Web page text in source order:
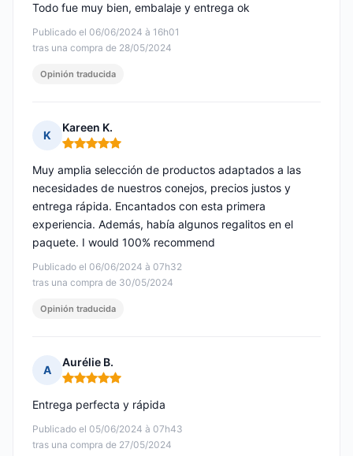
Publicado el 06/06/2024 à 16h01
tras una compra de 28/05/2024
Todo fue muy bien, embalaje y entrega ok
Opinión traducida
K
Kareen K.
Nota: 5 de 5
Publicado el 06/06/2024 à 07h32
tras una compra de 30/05/2024
Muy amplia selección de productos adaptados a las
necesidades de nuestros conejos, precios justos y
entrega rápida. Encantados con esta primera
experiencia. Además, había algunos regalitos en el
paquete. I would 100% recommend
Opinión traducida
A
Aurélie B.
Nota: 5 de 5
Publicado el 05/06/2024 à 07h43
tras una compra de 27/05/2024
Entrega perfecta y rápida